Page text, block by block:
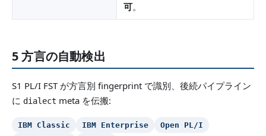
可。
5 方言の自動検出
S1 PL/I FST が方言別 fingerprint で識別、後続パイプライン
に dialect meta を伝搬:
IBM Classic IBM Enterprise
Open PL/I